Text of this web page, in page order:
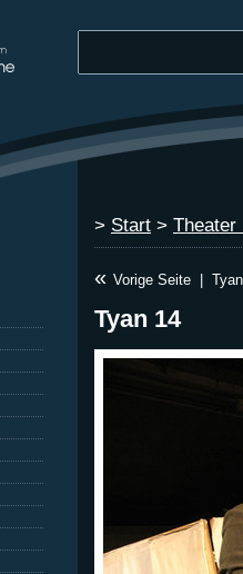
> Start > Theater
« Vorige Seite Tyan
Tyan 14